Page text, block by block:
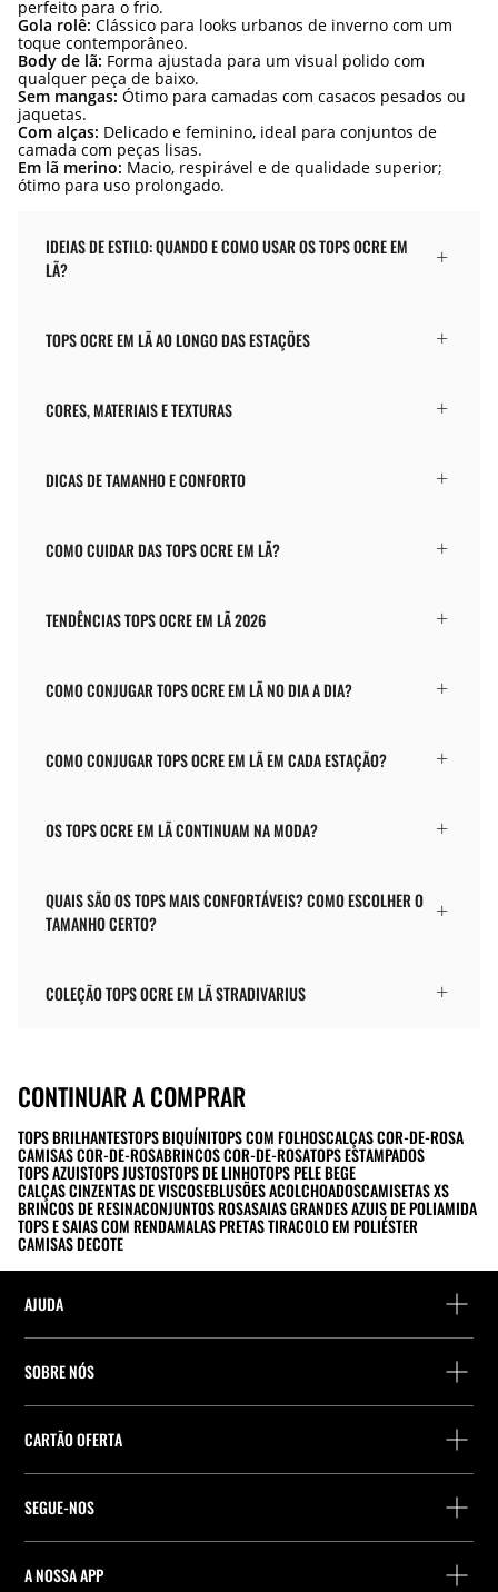
perfeito para o frio.
Gola rolê: Clássico para looks urbanos de inverno com um
toque contemporâneo.
Body de lã: Forma ajustada para um visual polido com
qualquer peça de baixo.
Sem mangas: Ótimo para camadas com casacos pesados ou
jaquetas.
Com alças: Delicado e feminino, ideal para conjuntos de
camada com peças lisas.
Em lã merino: Macio, respirável e de qualidade superior;
ótimo para uso prolongado.
IDEIAS DE ESTILO: QUANDO E COMO USAR OS TOPS OCRE EM
LÃ?
TOPS OCRE EM LÃ AO LONGO DAS ESTAÇÕES
CORES, MATERIAIS E TEXTURAS
DICAS DE TAMANHO E CONFORTO
COMO CUIDAR DAS TOPS OCRE EM LÃ?
TENDÊNCIAS TOPS OCRE EM LÃ 2026
COMO CONJUGAR TOPS OCRE EM LÃ NO DIA A DIA?
COMO CONJUGAR TOPS OCRE EM LÃ EM CADA ESTAÇÃO?
OS TOPS OCRE EM LÃ CONTINUAM NA MODA?
QUAIS SÃO OS TOPS MAIS CONFORTÁVEIS? COMO ESCOLHER O
TAMANHO CERTO?
COLEÇÃO TOPS OCRE EM LÃ STRADIVARIUS
CONTINUAR A COMPRAR
TOPS BRILHANTESTOPS BIQUÍNITOPS COM FOLHOSCALÇAS COR-DE-ROSA
CAMISAS COR-DE-ROSABRINCOS COR-DE-ROSATOPS ESTAMPADOS
TOPS AZUISTOPS JUSTOSTOPS DE LINHOTOPS PELE BEGE
CALÇAS CINZENTAS DE VISCOSEBLUSÕES ACOLCHOADOSCAMISETAS XS
BRINCOS DE RESINACONJUNTOS ROSASAIAS GRANDES AZUIS DE POLIAMIDA
TOPS E SAIAS COM RENDAMALAS PRETAS TIRACOLO EM POLIÉSTER
CAMISAS DECOTE
AJUDA
Localiza a tua encomenda
Localizador de pontos de entrega
Preferências de cookies
SOBRE NÓS
Empresa
Company Profile
CARTÃO OFERTA
Compra de Cartão Presente
SEGUE-NOS
A NOSSA APP